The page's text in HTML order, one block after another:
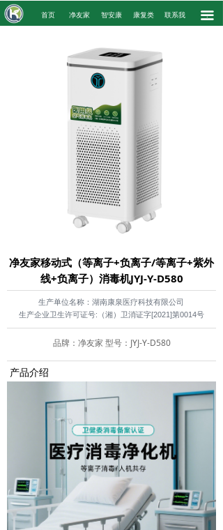
끀
. 首页 净友家 智安康 康复类 联系我 .
净友家移动式（等离子+负离子/等离子+紫外
线+负离子）消毒机JYJ-Y-D580
生产单位名称：湖南康泉医疗科技有限公司
生产企业卫生许可证号:（湘）卫消证字[2021]第0014号
品牌：净友家 型号：JYJ-Y-D580
产品介绍